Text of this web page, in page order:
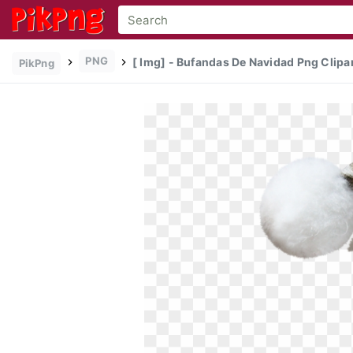
PikPng PNG [ Img] - Bufandas De Navidad Png